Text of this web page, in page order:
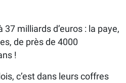
milliards d’euros : la paye,
de près de 4000
!
c’est dans leurs coffres